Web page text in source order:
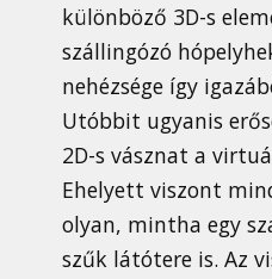
különböző 3D-s
szállingózó
nehézsége így
Utóbbit ugyanis
2D-s vásznat a
Ehelyett viszont
olyan, mintha egy
szűk látótere is. Az